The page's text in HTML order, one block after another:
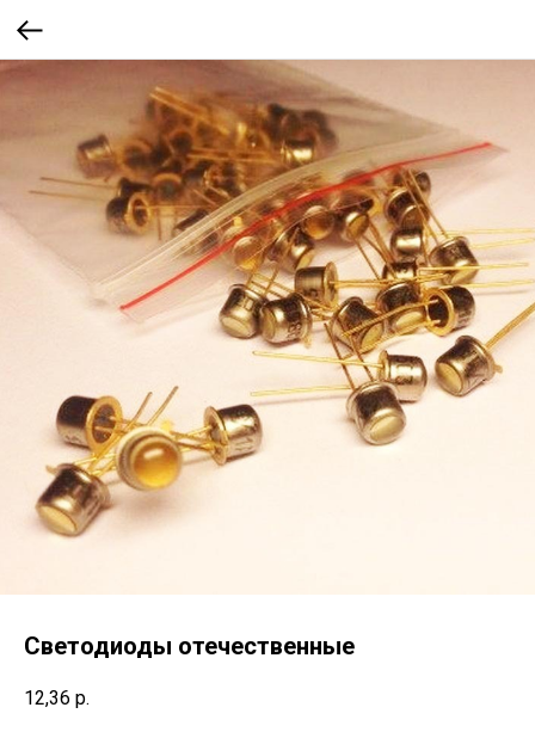
Светодиоды отечественные
12,36 р.